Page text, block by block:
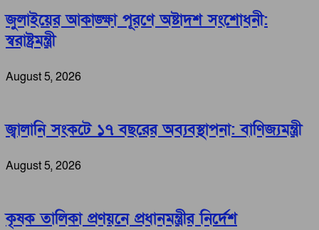
জুলাইয়ের আকাঙ্ক্ষা পূরণে অষ্টাদশ সংশোধনী:
স্বরাষ্ট্রমন্ত্রী
August 5, 2026
জ্বালানি সংকটে ১৭ বছরের অব্যবস্থাপনা: বাণিজ্যমন্ত্রী
August 5, 2026
কৃষক তালিকা প্রণয়নে প্রধানমন্ত্রীর নির্দেশ